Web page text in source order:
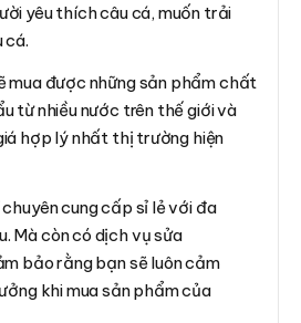
yêu thích câu cá, muốn trải
cá.
mua được những sản phẩm chất
từ nhiều nước trên thế giới và
hợp lý nhất thị trường hiện
cung cấp sỉ lẻ với đa
Mà còn có dịch vụ sửa
bảo rằng bạn sẽ luôn cảm
khi mua sản phẩm của